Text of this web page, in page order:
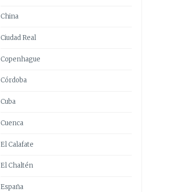
China
Ciudad Real
Copenhague
Córdoba
Cuba
Cuenca
El Calafate
El Chaltén
España